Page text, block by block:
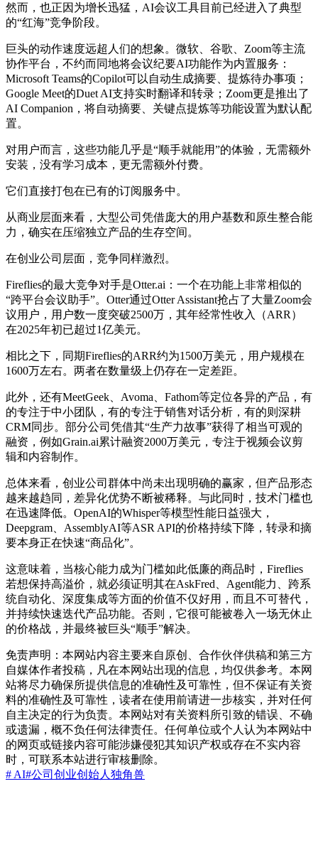
然而，也正因为增长迅猛，AI会议工具目前已经进入了典型
的“红海”竞争阶段。
巨头的动作速度远超人们的想象。微软、谷歌、Zoom等主流
协作平台，不约而同地将会议纪要AI功能作为内置服务：
Microsoft Teams的Copilot可以自动生成摘要、提炼待办事项；
Google Meet的Duet AI支持实时翻译和转录；Zoom更是推出了
AI Companion，将自动摘要、关键点提炼等功能设置为默认配
置。
对用户而言，这些功能几乎是“顺手就能用”的体验，无需额外
安装，没有学习成本，更无需额外付费。
它们直接打包在已有的订阅服务中。
从商业层面来看，大型公司凭借庞大的用户基数和原生整合能
力，确实在压缩独立产品的生存空间。
在创业公司层面，竞争同样激烈。
Fireflies的最大竞争对手是Otter.ai：一个在功能上非常相似的
“跨平台会议助手”。Otter通过Otter Assistant抢占了大量Zoom会
议用户，用户数一度突破2500万，其年经常性收入（ARR）
在2025年初已超过1亿美元。
相比之下，同期Fireflies的ARR约为1500万美元，用户规模在
1600万左右。两者在数量级上仍存在一定差距。
此外，还有MeetGeek、Avoma、Fathom等定位各异的产品，有
的专注于中小团队，有的专注于销售对话分析，有的则深耕
CRM同步。部分公司凭借其“生产力故事”获得了相当可观的
融资，例如Grain.ai累计融资2000万美元，专注于视频会议剪
辑和内容制作。
总体来看，创业公司群体中尚未出现明确的赢家，但产品形态
越来越趋同，差异化优势不断被稀释。与此同时，技术门槛也
在迅速降低。OpenAI的Whisper等模型性能日益强大，
Deepgram、AssemblyAI等ASR API的价格持续下降，转录和摘
要本身正在快速“商品化”。
这意味着，当核心能力成为门槛如此低廉的商品时，Fireflies
若想保持高溢价，就必须证明其在AskFred、Agent能力、跨系
统自动化、深度集成等方面的价值不仅好用，而且不可替代，
并持续快速迭代产品功能。否则，它很可能被卷入一场无休止
的价格战，并最终被巨头“顺手”解决。
免责声明：本网站内容主要来自原创、合作伙伴供稿和第三方
自媒体作者投稿，凡在本网站出现的信息，均仅供参考。本网
站将尽力确保所提供信息的准确性及可靠性，但不保证有关资
料的准确性及可靠性，读者在使用前请进一步核实，并对任何
自主决定的行为负责。本网站对有关资料所引致的错误、不确
或遗漏，概不负任何法律责任。任何单位或个人认为本网站中
的网页或链接内容可能涉嫌侵犯其知识产权或存在不实内容
时，可联系本站进行审核删除。
# AI#公司 创业创始人 独角兽